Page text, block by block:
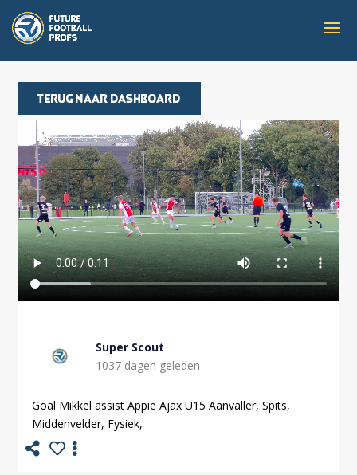
Terug naar dashboard
Super Scout
1037 dagen geleden
Goal Mikkel assist Appie Ajax U15 Aanvaller, Spits,
Middenvelder, Fysiek,